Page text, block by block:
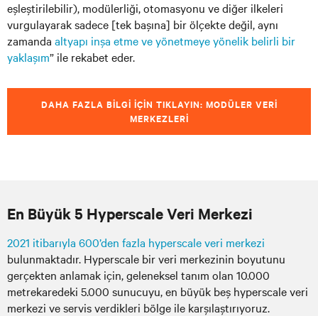
eşleştirilebilir), modülerliği, otomasyonu ve diğer ilkeleri
vurgulayarak sadece [tek başına] bir ölçekte değil, aynı
zamanda altyapı inşa etme ve yönetmeye yönelik belirli bir
yaklaşım” ile rekabet eder.
DAHA FAZLA BILGI IÇIN TIKLAYIN: MODÜLER VERI
MERKEZLERI
En Büyük 5 Hyperscale Veri Merkezi
2021 itibarıyla 600’den fazla hyperscale veri merkezi
bulunmaktadır. Hyperscale bir veri merkezinin boyutunu
gerçekten anlamak için, geleneksel tanım olan 10.000
metrekaredeki 5.000 sunucuyu, en büyük beş hyperscale veri
merkezi ve servis verdikleri bölge ile karşılaştırıyoruz.